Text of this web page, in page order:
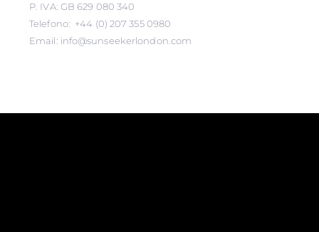
P. IVA: GB 629 080 340
Telefono: +44 (0) 207 355 0980
Email: info@sunseekerlondon.com